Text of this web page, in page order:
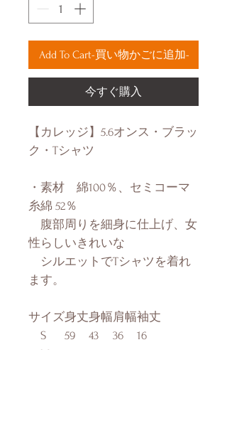
Add To Cart-買い物かごに追加-
今すぐ購入
【カレッジ】5.6オンス・ブラッ
ク・Tシャツ
・素材 綿100％、セミコーマ
糸綿 52％
腹部周りを細身に仕上げ、女
性らしいきれいな
シルエットでTシャツを着れ
ます。
サイズ身丈身幅肩幅袖丈
S
59 43 36
16
M